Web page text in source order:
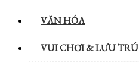
VĂN HÓA
VUI CHƠI & LƯU TRÚ